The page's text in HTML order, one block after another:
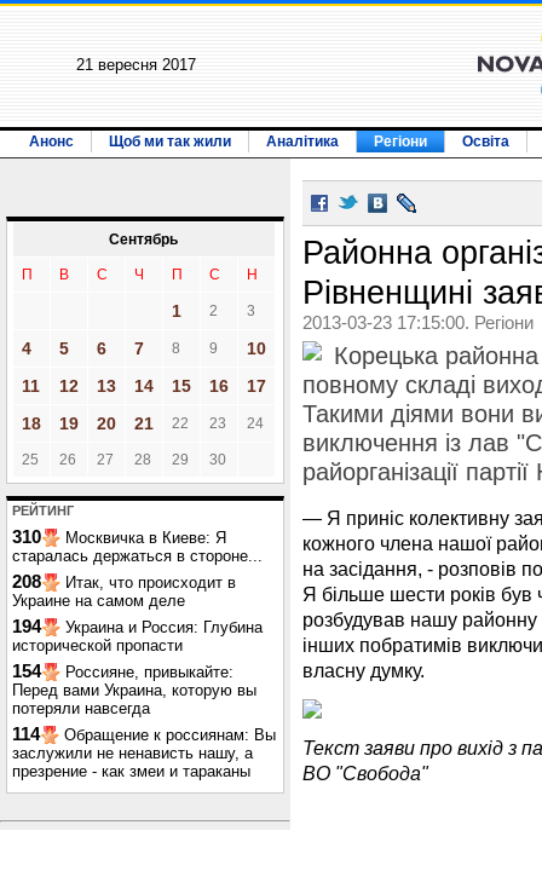
21 вересня 2017
Анонс Щоб ми так жили Аналітика Регіони Освіта
Сентябрь
П В С Ч П С Н
1 2 3
4 5 6 7 8 9
10
11
12 13 14 15 16
17
18
19 20 21 22 23 24
25 26 27 28 29 30
РЕЙТИНГ
310
Москвичка в Киеве: Я
старалась держаться в стороне...
208
Итак, что происходит в
Украине на самом деле
194
Украина и Россия: Глубина
исторической пропасти
154
Россияне, привыкайте:
Перед вами Украина, которую вы
потеряли навсегда
114
Обращение к россиянам: Вы
заслужили не ненависть нашу, а
презрение - как змеи и тараканы
Районна
Рівненщині
2013-03-23 17:15:00. Регіони
Корецька
повному складі
Такими діями вони
виключення із лав
райорганізації
— Я приніс колективну
кожного члена нашої
на засідання, - розповів
Я більше шести років
розбудував нашу районну
інших побратимів
власну думку.
Текст заяви про вихід з
ВО "Свобода"